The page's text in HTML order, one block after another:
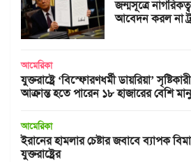
জন্মসূত্রে
আবেদন করল না
আমেরিকা
যুক্তরাষ্ট্রে ‘বিস্ফোরণধর্মী ডায়রিয়া’
আক্রান্ত হতে পারেন ১৮ হাজারের বেশি
আমেরিকা
ইরানের হামলার চেষ্টার জবাবে ব্যাপক
যুক্তরাষ্ট্রের